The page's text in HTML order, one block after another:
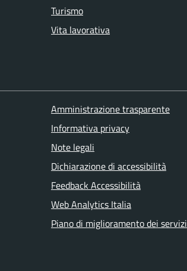
Turismo
Vita lavorativa
Amministrazione trasparente
Informativa privacy
Note legali
Dichiarazione di accessibilità
Feedback Accessibilità
Web Analytics Italia
Piano di miglioramento dei servizi